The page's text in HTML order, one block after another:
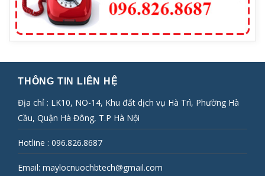
THÔNG TIN LIÊN HỆ
Địa chỉ : LK10, NO-14, Khu đất dịch vụ Hà Trì, Phường Hà
Cầu, Quận Hà Đông, T.P Hà Nội
Hotline : 096.826.8687
Email: maylocnuochbtech@gmail.com